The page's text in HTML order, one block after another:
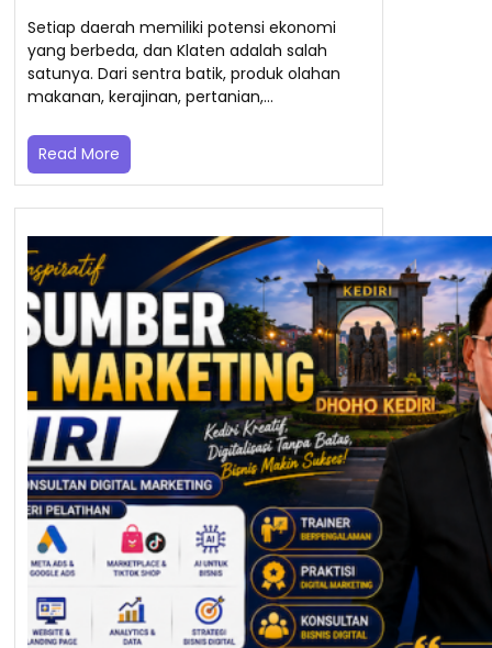
Setiap daerah memiliki potensi ekonomi
yang berbeda, dan Klaten adalah salah
satunya. Dari sentra batik, produk olahan
makanan, kerajinan, pertanian,…
Read More